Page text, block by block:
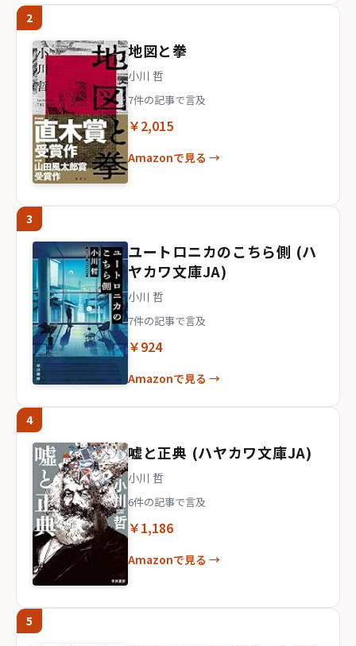
2
地図と拳
小川 哲
7件の記事で言及
￥2,015
Amazonで見る →
3
ユートロニカのこちら側 (ハ
ヤカワ文庫JA)
小川 哲
7件の記事で言及
￥924
Amazonで見る →
4
嘘と正典 (ハヤカワ文庫JA)
小川 哲
6件の記事で言及
￥1,186
Amazonで見る →
5